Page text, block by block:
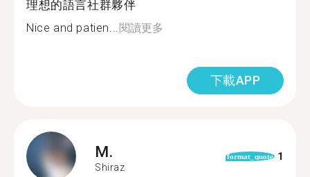
理想的語言社群夥伴
Nice and patien...閱讀更多
下載APP
M.
Shiraz
format_quote 1